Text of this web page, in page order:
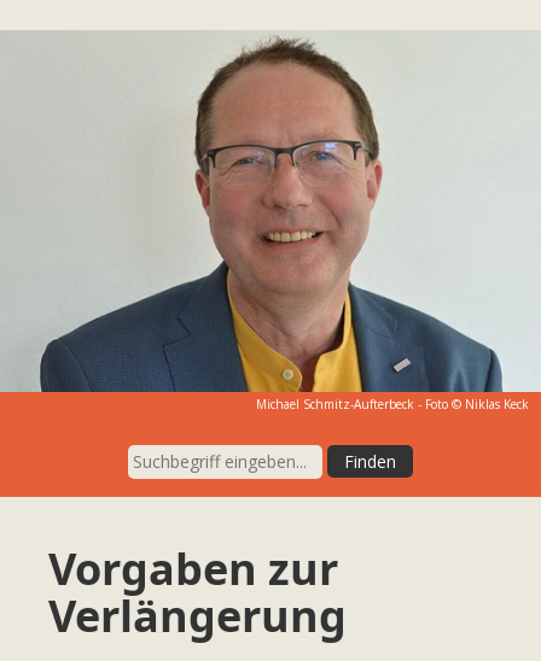
Michael Schmitz-Aufterbeck - Foto © Niklas Keck
Vorgaben zur
Verlängerung